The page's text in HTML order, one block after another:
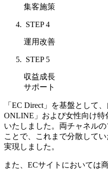
集客施策
STEP 4
運用改善
STEP 5
収益成長
サポート
「 EC Direct 」を基盤として
ONLINE」および女性向け特
いたしました。両チャネル
ことで、これまで分散して
実現しました。
また、ECサイトにおいては